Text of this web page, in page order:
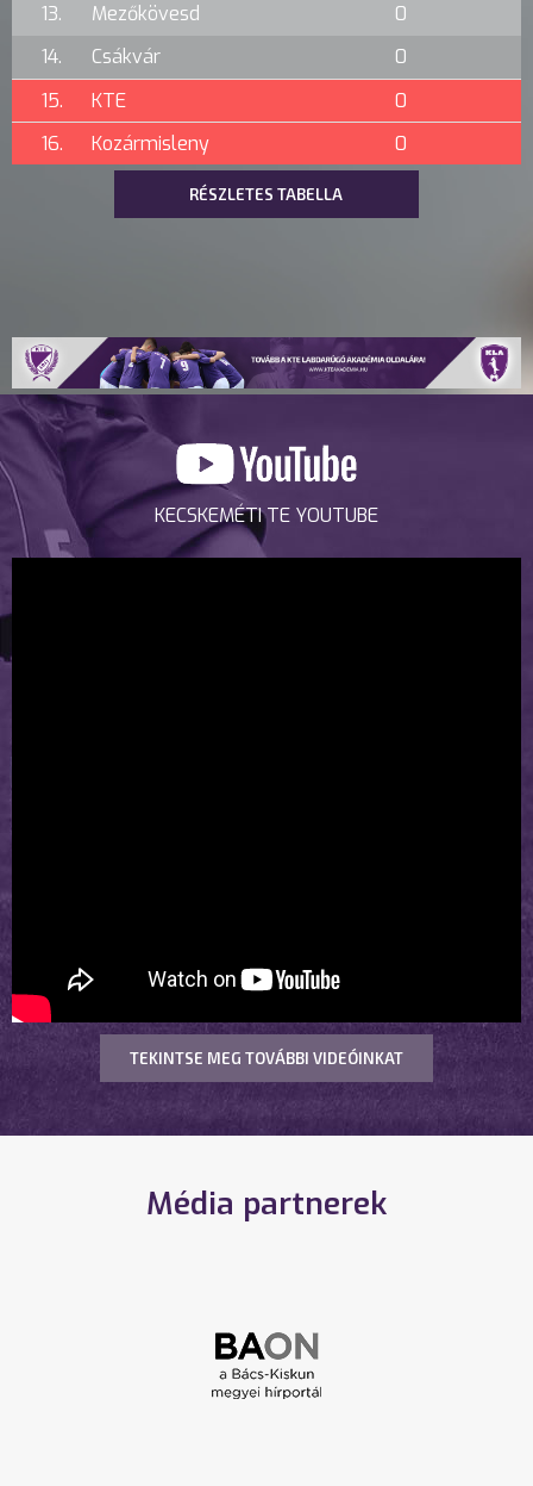
13.
Mezőkövesd
0
14.
Csákvár
0
15.
KTE
0
16.
Kozármisleny 0
RÉSZLETES TABELLA
KECSKEMÉTI TE YOUTUBE
TEKINTSE MEG TOVÁBBI VIDEÓINKAT
Média partnerek